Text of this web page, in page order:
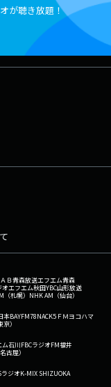
が聴き放題！
Ｂ青森放送エフエム青森
オエフエム秋田YBC山形放送
（札幌） NHK AM（仙台）
本BAYFM78NACK5 ＦＭヨコハマ
）
ム石川FBCラジオFM福井
古屋）
ラジオK-MIX SHIZUOKA